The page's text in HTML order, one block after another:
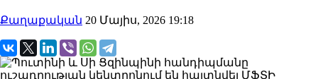
Քաղաքական 20 Մայիս, 2026 19:18